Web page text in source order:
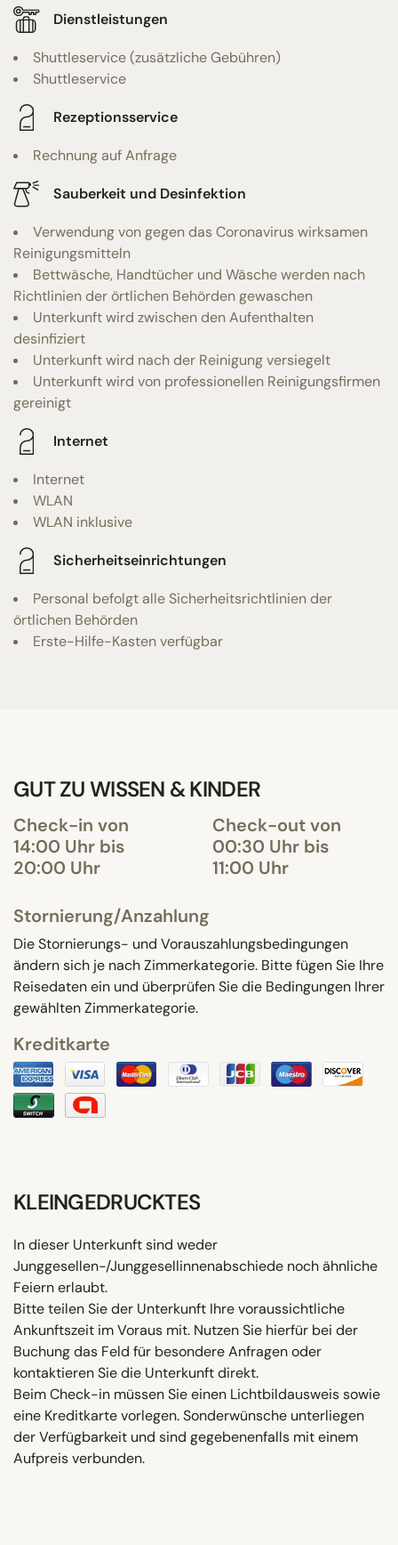
Dienstleistungen
Shuttleservice (zusätzliche Gebühren)
Shuttleservice
Rezeptionsservice
Rechnung auf Anfrage
Sauberkeit und Desinfektion
Verwendung von gegen das Coronavirus wirksamen
Reinigungsmitteln
Bettwäsche, Handtücher und Wäsche werden nach
Richtlinien der örtlichen Behörden gewaschen
Unterkunft wird zwischen den Aufenthalten
desinfiziert
Unterkunft wird nach der Reinigung versiegelt
Unterkunft wird von professionellen Reinigungsfirmen
gereinigt
Internet
Internet
WLAN
WLAN inklusive
Sicherheitseinrichtungen
Personal befolgt alle Sicherheitsrichtlinien der
örtlichen Behörden
Erste-Hilfe-Kasten verfügbar
GUT ZU WISSEN & KINDER
Check-in von
14:00 Uhr bis
20:00 Uhr
Check-out von
00:30 Uhr bis
11:00 Uhr
Stornierung/Anzahlung
Die Stornierungs- und Vorauszahlungsbedingungen
ändern sich je nach Zimmerkategorie. Bitte fügen Sie Ihre
Reisedaten ein und überprüfen Sie die Bedingungen Ihrer
gewählten Zimmerkategorie.
Kreditkarte
KLEINGEDRUCKTES
In dieser Unterkunft sind weder
Junggesellen-/Junggesellinnenabschiede noch ähnliche
Feiern erlaubt.
Bitte teilen Sie der Unterkunft Ihre voraussichtliche
Ankunftszeit im Voraus mit. Nutzen Sie hierfür bei der
Buchung das Feld für besondere Anfragen oder
kontaktieren Sie die Unterkunft direkt.
Beim Check-in müssen Sie einen Lichtbildausweis sowie
eine Kreditkarte vorlegen. Sonderwünsche unterliegen
der Verfügbarkeit und sind gegebenenfalls mit einem
Aufpreis verbunden.